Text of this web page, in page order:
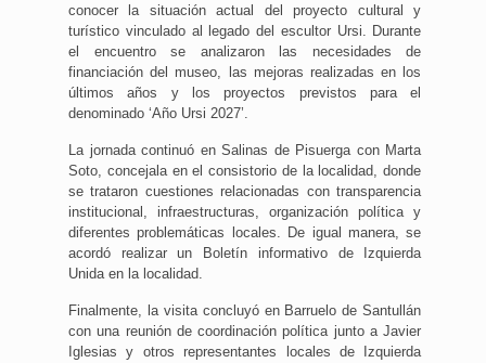
conocer la situación actual del proyecto cultural y
turístico vinculado al legado del escultor Ursi. Durante
el encuentro se analizaron las necesidades de
financiación del museo, las mejoras realizadas en los
últimos años y los proyectos previstos para el
denominado ‘Año Ursi 2027’.
La jornada continuó en Salinas de Pisuerga con Marta
Soto, concejala en el consistorio de la localidad, donde
se trataron cuestiones relacionadas con transparencia
institucional, infraestructuras, organización política y
diferentes problemáticas locales. De igual manera, se
acordó realizar un Boletín informativo de Izquierda
Unida en la localidad.
Finalmente, la visita concluyó en Barruelo de Santullán
con una reunión de coordinación política junto a Javier
Iglesias y otros representantes locales de Izquierda